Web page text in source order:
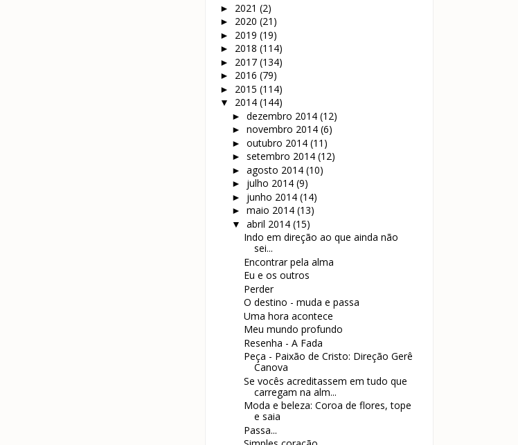
► 2021 (2)
► 2020 (21)
► 2019 (19)
► 2018 (114)
► 2017 (134)
► 2016 (79)
► 2015 (114)
▼ 2014 (144)
► dezembro 2014 (12)
► novembro 2014 (6)
► outubro 2014 (11)
► setembro 2014 (12)
► agosto 2014 (10)
► julho 2014 (9)
► junho 2014 (14)
► maio 2014 (13)
▼ abril 2014 (15)
Indo em direção ao que ainda não
sei...
Encontrar pela alma
Eu e os outros
Perder
O destino - muda e passa
Uma hora acontece
Meu mundo profundo
Resenha - A Fada
Peça - Paixão de Cristo: Direção Gerê
Canova
Se vocês acreditassem em tudo que
carregam na alm...
Moda e beleza: Coroa de flores, tope
e saia
Passa...